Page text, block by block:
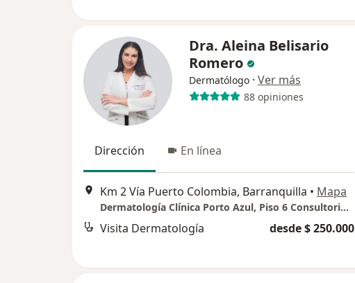
Dra. Aleina Belisario
Romero
Dermatólogo · Ver más
88 opiniones
Dirección En línea
Km 2 Vía Puerto Colombia, Barranquilla • Mapa
Dermatología Clínica Porto Azul, Piso 6 Consultorio 619
Visita Dermatología desde $ 250.000